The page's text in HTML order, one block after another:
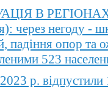
В
через негоду -
падіння опор та
523
р. відпустили